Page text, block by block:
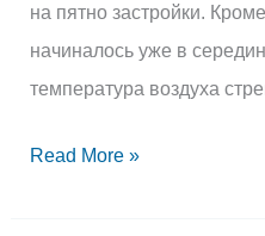
на пятно застройки.
начиналось уже в
температура воздуха
Read More »